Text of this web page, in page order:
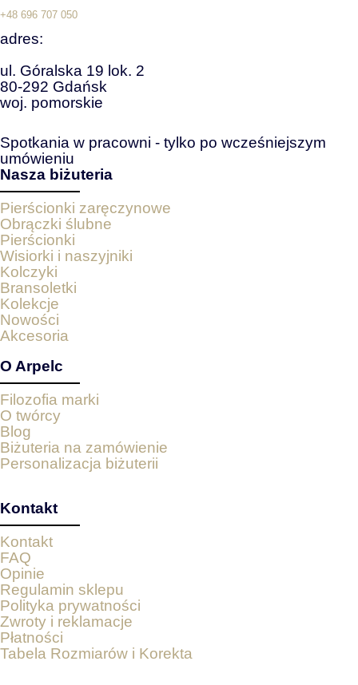
+48 696 707 050
adres:
ul. Góralska 19 lok. 2
80-292 Gdańsk
woj. pomorskie
Spotkania w pracowni - tylko po wcześniejszym
umówieniu
Nasza biżuteria
Pierścionki zaręczynowe
Obrączki ślubne
Pierścionki
Wisiorki i naszyjniki
Kolczyki
Bransoletki
Kolekcje
Nowości
Akcesoria
O Arpelc
Filozofia marki
O twórcy
Blog
Biżuteria na zamówienie
Personalizacja biżuterii
Kontakt
Kontakt
FAQ
Opinie
Regulamin sklepu
Polityka prywatności
Zwroty i reklamacje
Płatności
Tabela Rozmiarów i Korekta